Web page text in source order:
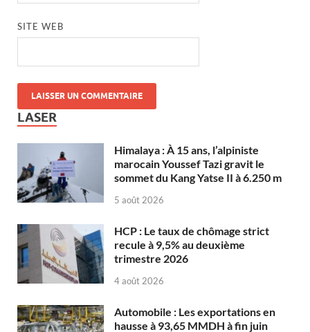
SITE WEB
LASER
Himalaya : À 15 ans, l’alpiniste
marocain Youssef Tazi gravit le
sommet du Kang Yatse II à 6.250 m
5 août 2026
HCP : Le taux de chômage strict
recule à 9,5% au deuxième
trimestre 2026
4 août 2026
Automobile : Les exportations en
hausse à 93,65 MMDH à fin juin